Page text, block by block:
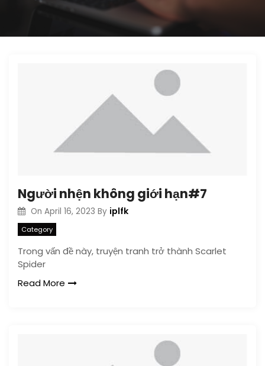
Người nhện không giới hạn#7
On April 16, 2023 By iplfk
Category
Trong vấn đề này, truyện tranh trở thành Scarlet
Spider
Read More